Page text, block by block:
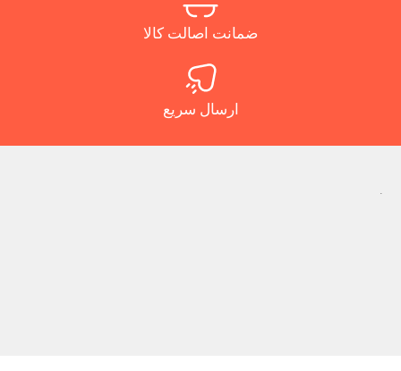
ضمانت اصالت کالا
ارسال سریع
.